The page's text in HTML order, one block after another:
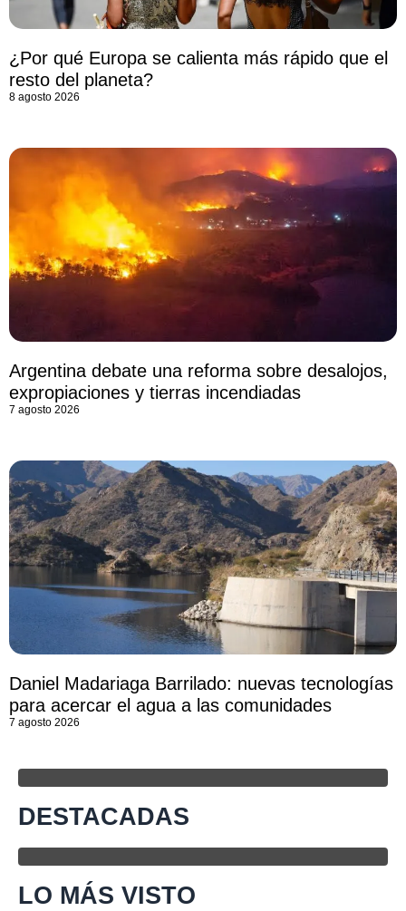
¿Por qué Europa se calienta más rápido que el
resto del planeta?
8 agosto 2026
Argentina debate una reforma sobre desalojos,
expropiaciones y tierras incendiadas
7 agosto 2026
Daniel Madariaga Barrilado: nuevas tecnologías
para acercar el agua a las comunidades
7 agosto 2026
DESTACADAS
LO MÁS VISTO